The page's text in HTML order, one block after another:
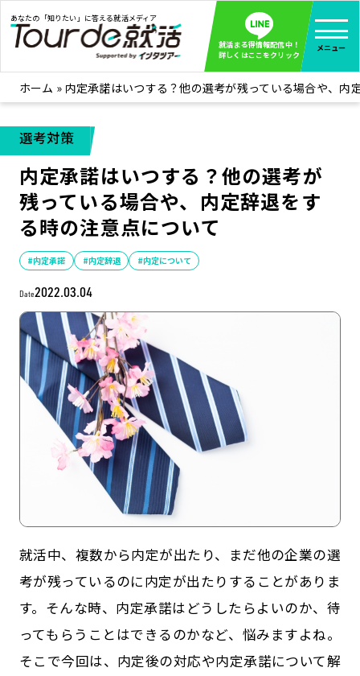
あなたの「知りたい」に答える就活メディア
就活まる得情報配信中！
詳しくはここをクリック
メニュー
就活ノウハウ 全て見る
企業まる見え！特捜部
みんなが知らない企業の裏側を徹底調査！
インタツアー活動レポ 全て見る
インタツアーを使ってどうだった？OBOG成功談
社会人インタビュー
社会人になった今、就活を振り返ってみた
学生就活ブログ
学生ライターが教える、今就活でやるべきこと
企業・業界研究はインタツアー
記事一覧
インタツアー活用法
LINE登録
運営会社
お問い合わせ
プライバシーポリシー
ホーム » 内定承諾はいつする？他の選考が残っている場合や、内
選考対策
内定承諾はいつする？他の選考が
残っている場合や、内定辞退をす
る時の注意点について
#内定承諾 #内定辞退 #内定について
Date2022.03.04
就活中、複数から内定が出たり、まだ他の企業の選
考が残っているのに内定が出たりすることがありま
す。そんな時、内定承諾はどうしたらよいのか、待
ってもらうことはできるのかなど、悩みますよね。
そこで今回は、内定後の対応や内定承諾について解